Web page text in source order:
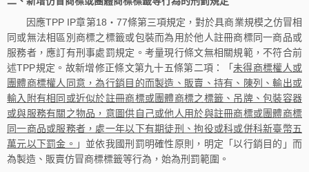
因應TPP IP章第18‧77條第三項規定，對於具商業規模之仿冒相
同或無法相區別商標之標籤或包裝而為用於他人註冊商標同一商品或
服務者，應訂有刑事處罰規定。考量現行條文無相關規範，不符合前
述TPP規定。故新增修正條文第九十五條第二項：「未得商標權人或
團體商標權人同意，為行銷目的而製造、販賣、持有、陳列、輸出或
輸入附有相同或近似於註冊商標或團體商標之標籤、吊牌、包裝容器
或與服務有關之物品，意圖供自己或他人用於與註冊商標或團體商標
同一商品或服務者，處一年以下有期徒刑、拘役或科或併科新臺幣五
萬元以下罰金。 」並依我國刑罰明確性原則，明定「以行銷目的」而
為製造、販賣仿冒商標標籤等行為，始為刑罰範圍。